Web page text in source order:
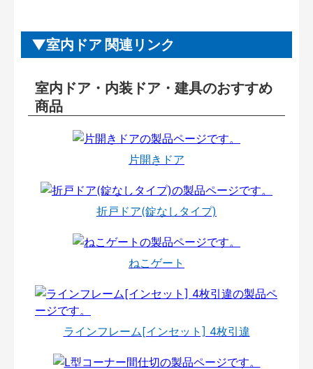
室内ドア 関連リンク
室内ドア・内装ドア・建具のおすすめ
商品
片開きドア
折戸ドア(錠なしタイプ)
ねこゲート
ラインフレーム[インセット] 4枚引違